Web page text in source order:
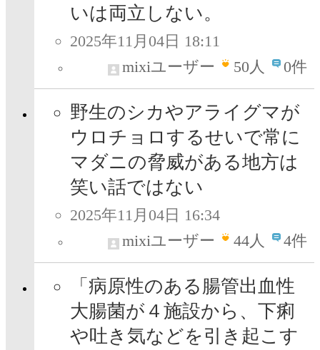
いは両立しない。
2025年11月04日 18:11
mixiユーザー
50人 0件
野生のシカやアライグマが
ウロチョロするせいで常に
マダニの脅威がある地方は
笑い話ではない
2025年11月04日 16:34
mixiユーザー
44人 4件
「病原性のある腸管出血性
大腸菌が４施設から、下痢
や吐き気などを引き起こす